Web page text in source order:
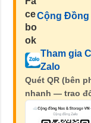
Cộng Đồng
Tham gia
Zalo
Quét QR (bên
nhanh — trao